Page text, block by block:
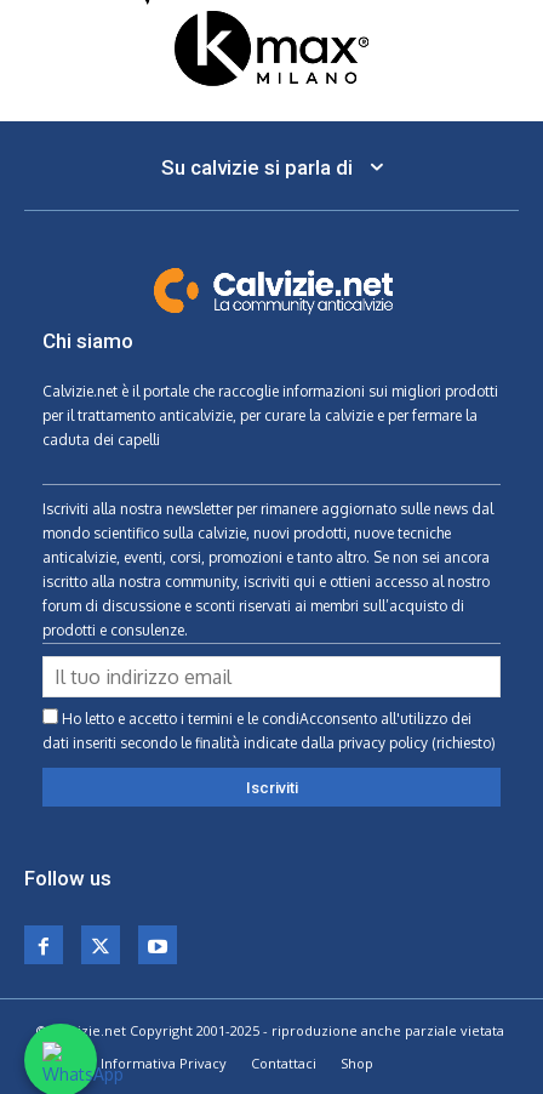
Su calvizie si parla di
Chi siamo
Calvizie.net è il portale che raccoglie informazioni sui migliori prodotti
per il trattamento anticalvizie, per curare la calvizie e per fermare la
caduta dei capelli
Iscriviti alla nostra newsletter per rimanere aggiornato sulle news dal
mondo scientifico sulla calvizie, nuovi prodotti, nuove tecniche
anticalvizie, eventi, corsi, promozioni e tanto altro. Se non sei ancora
iscritto alla nostra community, iscriviti qui e ottieni accesso al nostro
forum di discussione e sconti riservati ai membri sull’acquisto di
prodotti e consulenze.
Ho letto e accetto i termini e le condiAcconsento all'utilizzo dei
dati inseriti secondo le finalità indicate dalla privacy policy (richiesto)
Follow us
© Calvizie.net Copyright 2001-2025 - riproduzione anche parziale vietata
Home
Informativa Privacy Contattaci Shop